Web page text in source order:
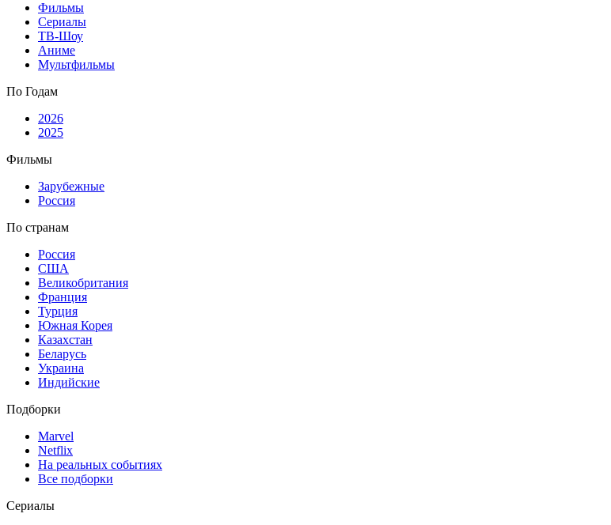
Фильмы
Сериалы
ТВ-Шоу
Аниме
Мультфильмы
По Годам
2026
2025
Фильмы
Зарубежные
Россия
По странам
Россия
США
Великобритания
Франция
Турция
Южная Корея
Казахстан
Беларусь
Украина
Индийские
Подборки
Marvel
Netflix
На реальных событиях
Все подборки
Сериалы